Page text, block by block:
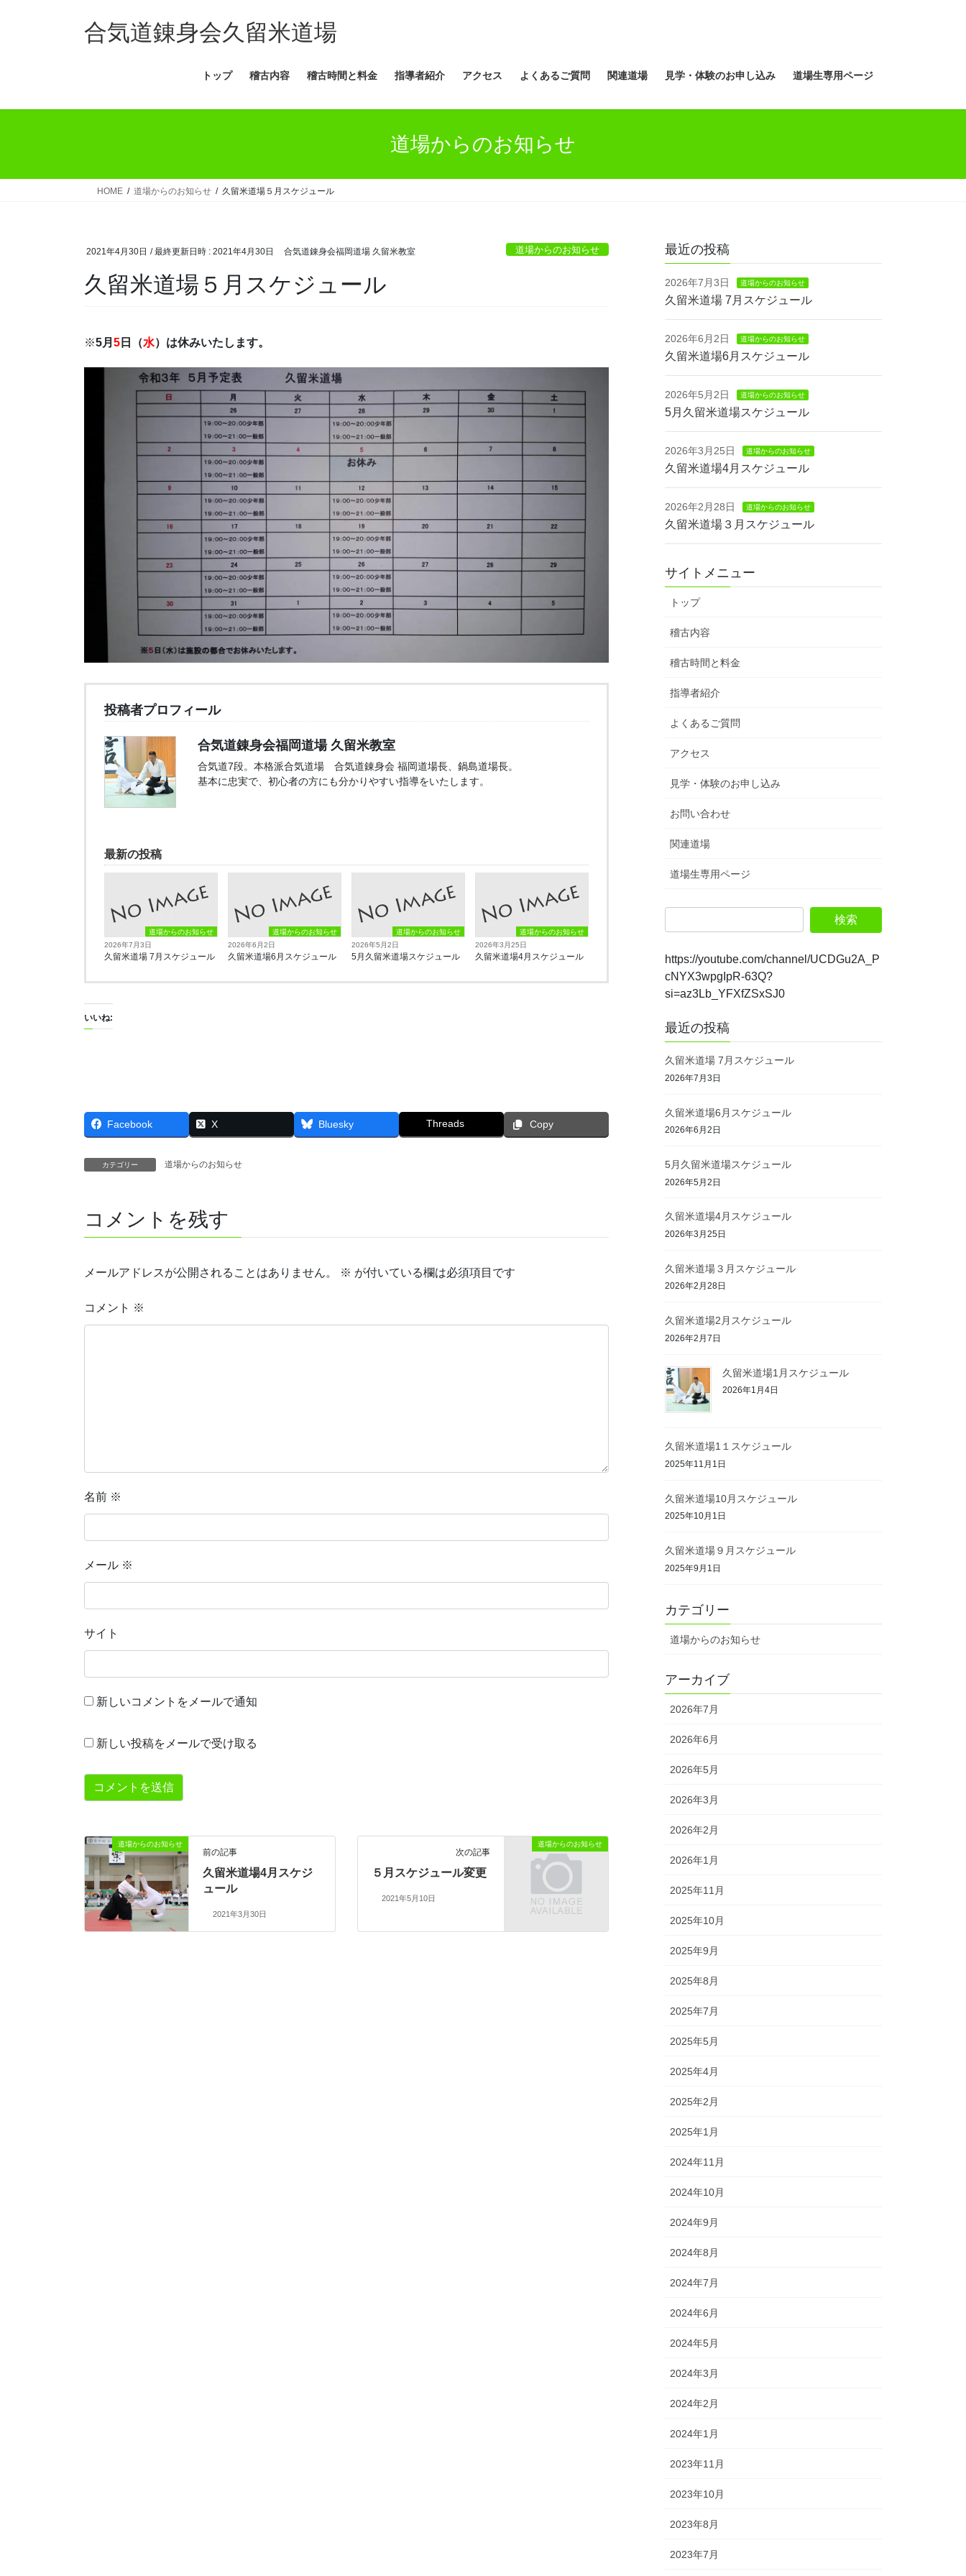
ス
ン
合気道錬身会久留米道場
トップ 稽古内容 稽古時間と料金 指導者紹介 アクセス よくあるご質問 関連道場 見学・体験のお申し込み 道場生専用ページ
道場からのお知らせ
HOME 道場からのお知らせ 久留米道場５月スケジュール
2021年4月30日 / 最終更新日時 : 2021年4月30日 合気道錬身会福岡道場 久留米教室 道場からのお知らせ
久留米道場５月スケジュール
※5月 5 日（水）は休みいたします。
投稿者プロフィール
合気道錬身会福岡道場 久留米教室
合気道7段。本格派合気道場 合気道錬身会 福岡道場長、鍋島道場長。
基本に忠実で、初心者の方にも分かりやすい指導をいたします。
最新の投稿
道場からのお知らせ
2026年7月3日
久留米道場 7月スケジュール
道場からのお知らせ
2026年6月2日
久留米道場6月スケジュール
道場からのお知らせ
2026年5月2日
5月久留米道場スケジュール
道場からのお知らせ
2026年3月25日
久留米道場4月スケジュール
いいね:
Facebook X Bluesky Threads Copy
カテゴリー 道場からのお知らせ
コメントを残す
メールアドレスが公開されることはありません。 ※ が付いている欄は必須項目です
コメント ※
名前 ※
メール ※
サイト
新しいコメントをメールで通知
新しい投稿をメールで受け取る
道場からのお知らせ
前の記事
久留米道場4月スケジ
ュール
2021年3月30日
道場からのお知らせ
次の記事
５月スケジュール変更
2021年5月10日
最近の投稿
2026年7月3日 道場からのお知らせ
久留米道場 7月スケジュール
2026年6月2日 道場からのお知らせ
久留米道場6月スケジュール
2026年5月2日 道場からのお知らせ
5月久留米道場スケジュール
2026年3月25日 道場からのお知らせ
久留米道場4月スケジュール
2026年2月28日 道場からのお知らせ
久留米道場３月スケジュール
サイトメニュー
トップ
稽古内容
稽古時間と料金
指導者紹介
よくあるご質問
アクセス
見学・体験のお申し込み
お問い合わせ
関連道場
道場生専用ページ
https://youtube.com/channel/UCDGu2A_P
cNYX3wpgIpR-63Q?
si=az3Lb_YFXfZSxSJ0
最近の投稿
久留米道場 7月スケジュール
2026年7月3日
久留米道場6月スケジュール
2026年6月2日
5月久留米道場スケジュール
2026年5月2日
久留米道場4月スケジュール
2026年3月25日
久留米道場３月スケジュール
2026年2月28日
久留米道場2月スケジュール
2026年2月7日
久留米道場1月スケジュール
2026年1月4日
久留米道場1１スケジュール
2025年11月1日
久留米道場10月スケジュール
2025年10月1日
久留米道場９月スケジュール
2025年9月1日
カテゴリー
道場からのお知らせ
アーカイブ
2026年7月
2026年6月
2026年5月
2026年3月
2026年2月
2026年1月
2025年11月
2025年10月
2025年9月
2025年8月
2025年7月
2025年5月
2025年4月
2025年2月
2025年1月
2024年11月
2024年10月
2024年9月
2024年8月
2024年7月
2024年6月
2024年5月
2024年3月
2024年2月
2024年1月
2023年11月
2023年10月
2023年8月
2023年7月